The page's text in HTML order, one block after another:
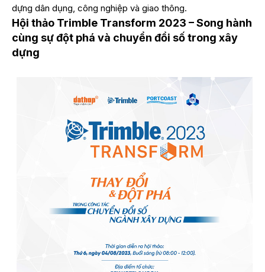
dựng dân dụng, công nghiệp và giao thông.
Hội thảo Trimble Transform 2023 – Song hành
cùng sự đột phá và chuyển đổi số trong xây
dựng